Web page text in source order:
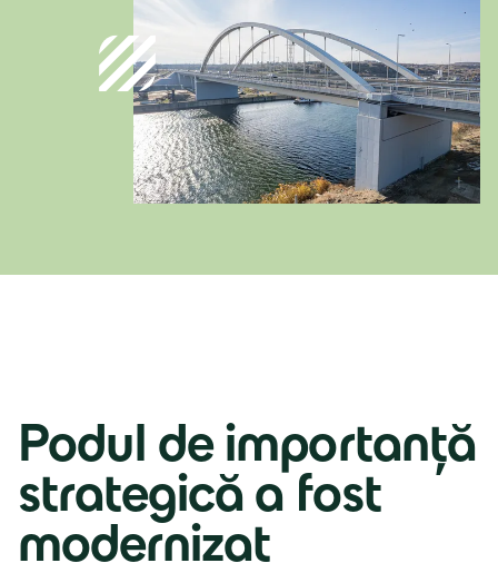
Podul de importanță
strategică a fost
modernizat
Italia
Italiano